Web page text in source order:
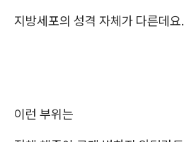
지방세포의 성격 자체가 다른데요.
이런 부위는